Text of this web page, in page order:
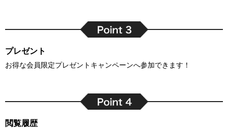
プレゼント
お得な会員限定プレゼントキャンペーンへ参加できます！
閲覧履歴